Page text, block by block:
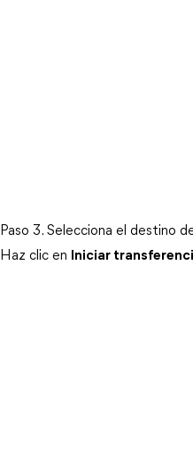
Paso 3. Selecciona el destino
Haz clic en
Iniciar